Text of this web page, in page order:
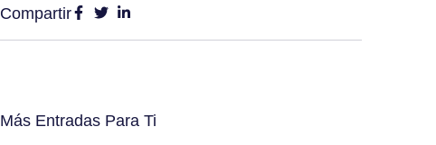
Compartir
Más Entradas Para Ti